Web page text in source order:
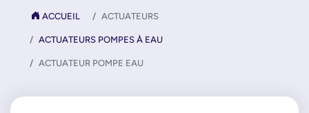
ACCUEIL ACTUATEURS
ACTUATEURS POMPES À EAU
ACTUATEUR POMPE EAU